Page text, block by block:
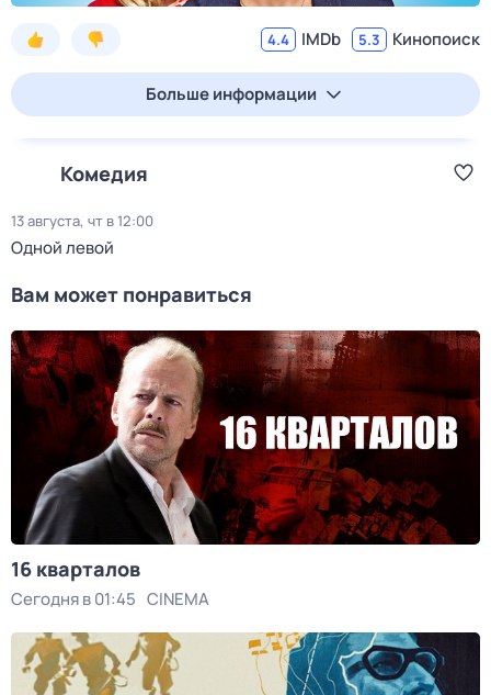
4.4 IMDb 5.3 Кинопоиск
Больше информации
Комедия
13 августа, чт в 12:00
Одной левой
Вам может понравиться
16 кварталов
Сегодня в 01:45 CINEMA